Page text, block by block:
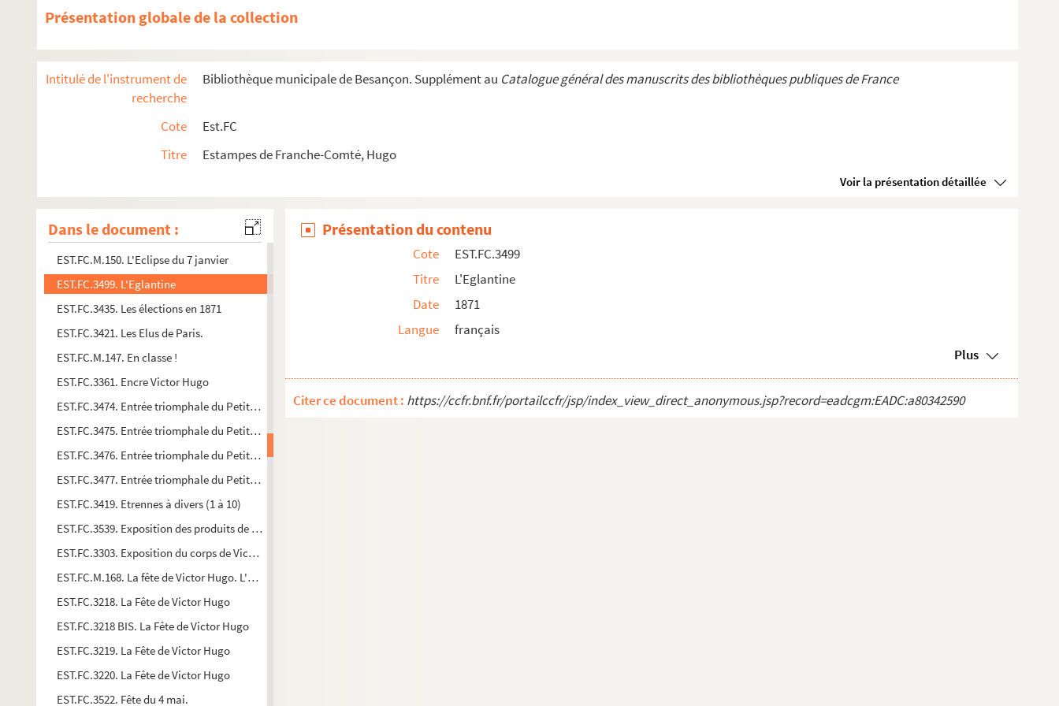
Présentation globale de la collection
Intitulé de l'instrument de
recherche
Bibliothèque municipale de Besançon. Supplément au Catalogue général des manuscrits des bibliothèques publiques de France
Cote
Est.FC
Titre
Estampes de Franche-Comté, Hugo
Voir la présentation détaillée
Dans le document :
EST.FC.3549. Dessin de M. Victor Hugo.
EST.FC.3538. Distribution solennelle des prix du Journal pour Rire
EST.FC.3437. L'Eclipse du 7 janvier
EST.FC.3440. L'Eclipse du 7 janvier
EST.FC.3442. L'Eclipse du 7 janvier
EST.FC.3443. L'Eclipse du 7 janvier
EST.FC.M.150. L'Eclipse du 7 janvier
EST.FC.3499. L'Eglantine
EST.FC.3435. Les élections en 1871
EST.FC.3421. Les Elus de Paris.
EST.FC.M.147. En classe !
EST.FC.3361. Encre Victor Hugo
EST.FC.3474. Entrée triomphale du Petit Badinguet dans sa bonne ville de Paris
EST.FC.3475. Entrée triomphale du Petit Badinguet dans sa bonne ville de Paris
EST.FC.3476. Entrée triomphale du Petit Badinguet dans sa bonne ville de Paris
EST.FC.3477. Entrée triomphale du Petit Badinguet dans sa bonne ville de Paris
EST.FC.3419. Etrennes à divers (1 à 10)
EST.FC.3539. Exposition des produits de l'industrie politique.
EST.FC.3303. Exposition du corps de Victor Hugo à l'Arc de Triomphe dans la nuit du 31 mai au 1er juin 1885
EST.FC.M.168. La fête de Victor Hugo. L'ordre et la marche de la fête. Engueulade par E. Zola
EST.FC.3218. La Fête de Victor Hugo
EST.FC.3218 BIS. La Fête de Victor Hugo
EST.FC.3219. La Fête de Victor Hugo
EST.FC.3220. La Fête de Victor Hugo
EST.FC.3522. Fête du 4 mai.
Présentation du contenu
Cote
EST.FC.3499
Titre
L'Eglantine
Date
1871
Langue
français
Plus
Citer ce document : https://ccfr.bnf.fr/portailccfr/jsp/index_view_direct_anonymous.jsp?record=eadcgm:EADC:a80342590